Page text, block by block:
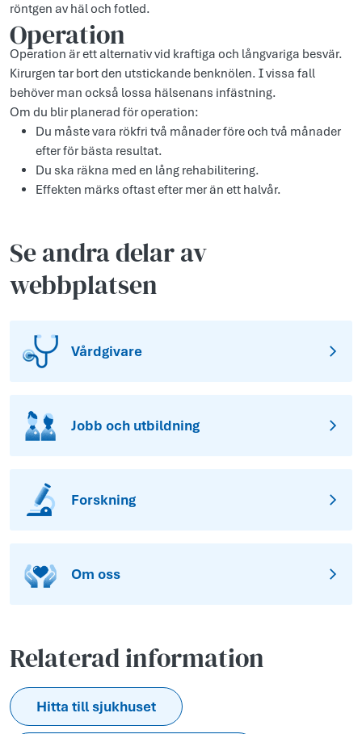
röntgen av häl och fotled.
Operation
Operation är ett alternativ vid kraftiga och långvariga besvär.
Kirurgen tar bort den utstickande benknölen. I vissa fall
behöver man också lossa hälsenans infästning.
Om du blir planerad för operation:
Du måste vara rökfri två månader före och två månader
efter för bästa resultat.
Du ska räkna med en lång rehabilitering.
Effekten märks oftast efter mer än ett halvår.
Se andra delar av
webbplatsen
Vårdgivare
Jobb och utbildning
Forskning
Om oss
Relaterad information
Hitta till sjukhuset